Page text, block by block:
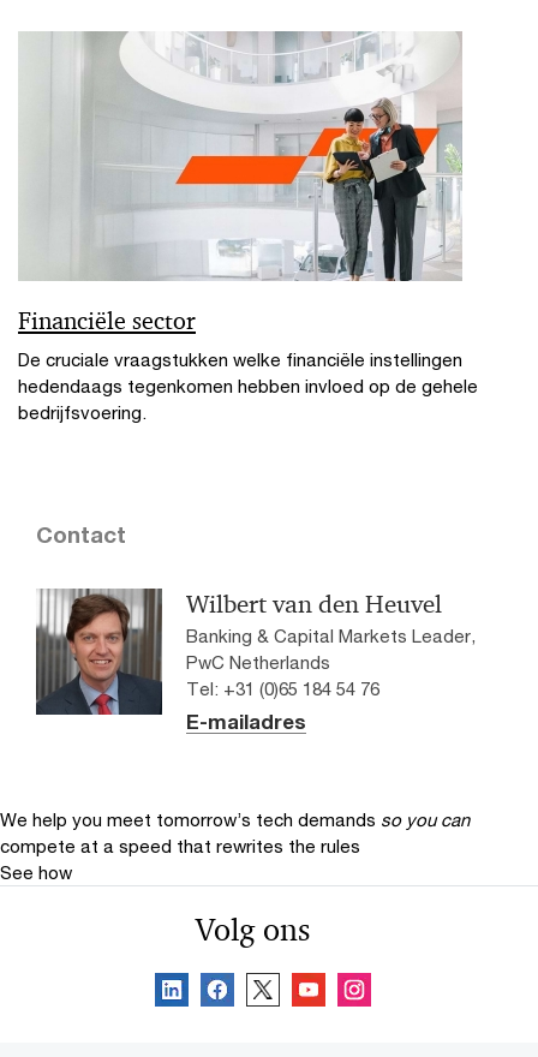
Financiële sector
De cruciale vraagstukken welke financiële instellingen
hedendaags tegenkomen hebben invloed op de gehele
bedrijfsvoering.
Contact
Wilbert van den Heuvel
Banking & Capital Markets Leader,
PwC Netherlands
Tel: +31 (0)65 184 54 76
E-mailadres
We help you meet tomorrow’s tech demands so you can
compete at a speed that rewrites the rules
See how
Volg ons